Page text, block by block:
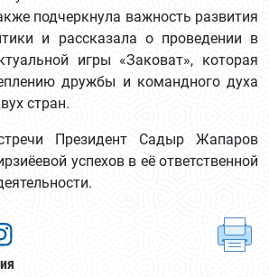
подчеркнула важность развития
и рассказала о проведении в
игры «Заковат», которая
дружбы и командного духа
стран.
Президент Садыр Жапаров
успехов в её ответственной